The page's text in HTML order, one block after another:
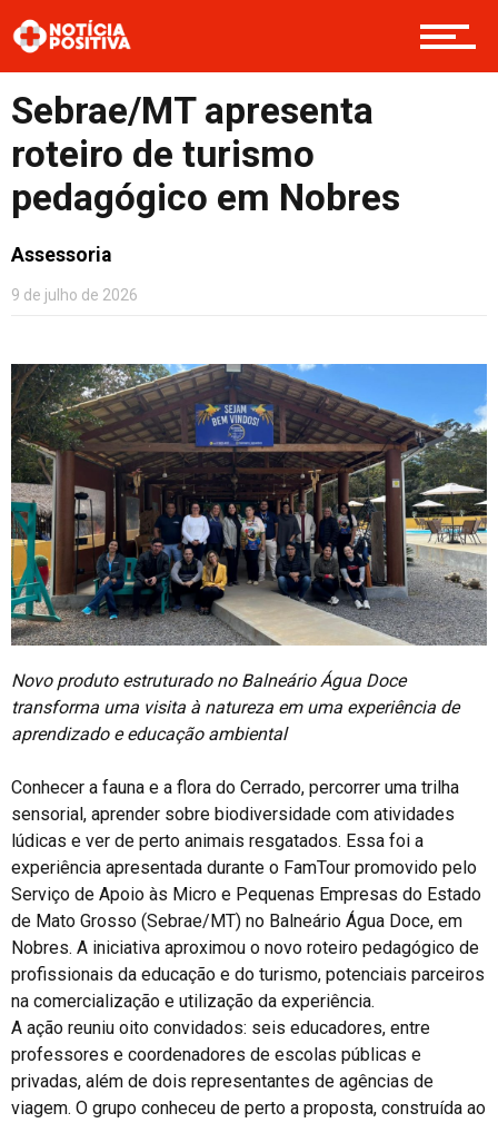
Boas Ações
Opinião
Contato
Sebrae/MT apresenta
roteiro de turismo
pedagógico em Nobres
Assessoria
9 de julho de 2026
Novo produto estruturado no Balneário Água Doce
transforma uma visita à natureza em uma experiência de
aprendizado e educação ambiental
Conhecer a fauna e a flora do Cerrado, percorrer uma trilha
sensorial, aprender sobre biodiversidade com atividades
lúdicas e ver de perto animais resgatados. Essa foi a
experiência apresentada durante o FamTour promovido pelo
Serviço de Apoio às Micro e Pequenas Empresas do Estado
de Mato Grosso (Sebrae/MT) no Balneário Água Doce, em
Nobres. A iniciativa aproximou o novo roteiro pedagógico de
profissionais da educação e do turismo, potenciais parceiros
na comercialização e utilização da experiência.
A ação reuniu oito convidados: seis educadores, entre
professores e coordenadores de escolas públicas e
privadas, além de dois representantes de agências de
viagem. O grupo conheceu de perto a proposta, construída ao